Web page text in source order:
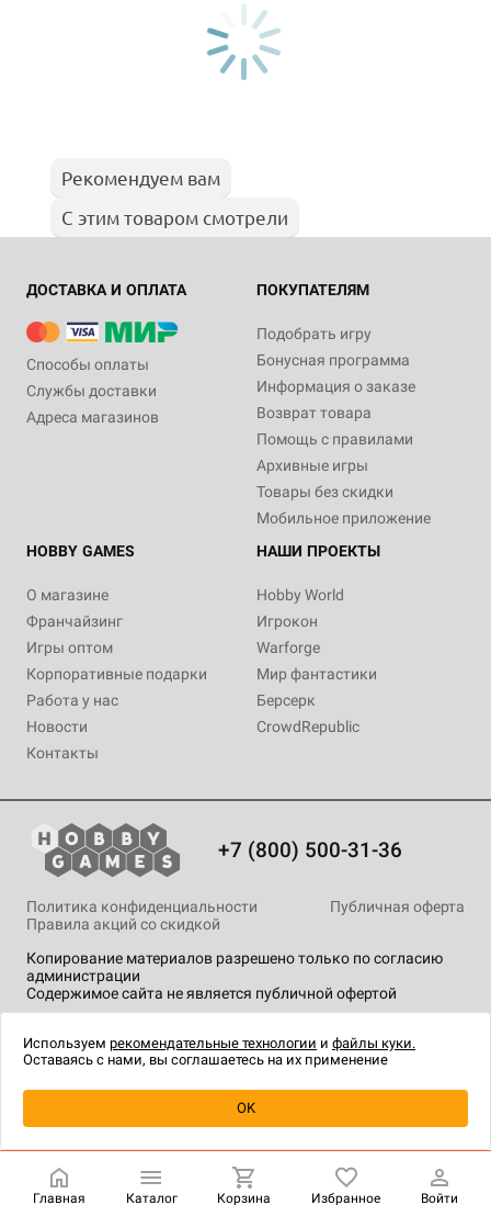
Уведомить о наличии
Рекомендуем вам
С этим товаром смотрели
ДОСТАВКА И ОПЛАТА
Способы оплаты
Службы доставки
Адреса магазинов
ПОКУПАТЕЛЯМ
Подобрать игру
Бонусная программа
Информация о заказе
Возврат товара
Помощь с правилами
Архивные игры
Товары без скидки
Мобильное приложение
HOBBY GAMES
О магазине
Франчайзинг
Игры оптом
Корпоративные подарки
Работа у нас
Новости
Контакты
НАШИ ПРОЕКТЫ
Hobby World
Игрокон
Warforge
Мир фантастики
Берсерк
CrowdRepublic
+7 (800) 500-31-36
Копирование материалов разрешено только по согласию
администрации
Содержимое сайта не является публичной офертой
Политика конфиденциальности
Публичная оферта
Правила акций со скидкой
технологии.
Главная Каталог Корзина Избранное Войти
Используем рекомендательные технологии и файлы куки.
Оставаясь с нами, вы соглашаетесь на их применение
OK